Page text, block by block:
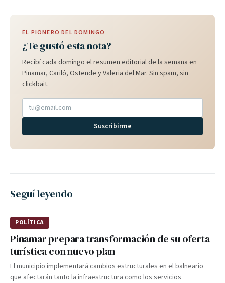
EL PIONERO DEL DOMINGO
¿Te gustó esta nota?
Recibí cada domingo el resumen editorial de la semana en
Pinamar, Cariló, Ostende y Valeria del Mar. Sin spam, sin
clickbait.
Suscribirme
Seguí leyendo
POLÍTICA
Pinamar prepara transformación de su oferta
turística con nuevo plan
El municipio implementará cambios estructurales en el balneario
que afectarán tanto la infraestructura como los servicios